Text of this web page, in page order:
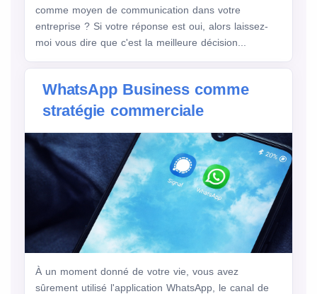
comme moyen de communication dans votre
entreprise ? Si votre réponse est oui, alors laissez-
moi vous dire que c'est la meilleure décision...
WhatsApp Business comme
stratégie commerciale
À un moment donné de votre vie, vous avez
sûrement utilisé l'application WhatsApp, le canal de